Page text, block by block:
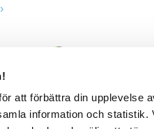
att förbättra din upplevelse
information och statistik.